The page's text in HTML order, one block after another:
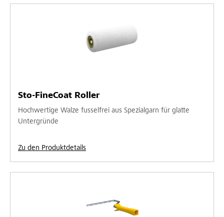
Sto-FineCoat Roller
Hochwertige Walze fusselfrei aus Spezialgarn für glatte
Untergründe
Zu den Produktdetails